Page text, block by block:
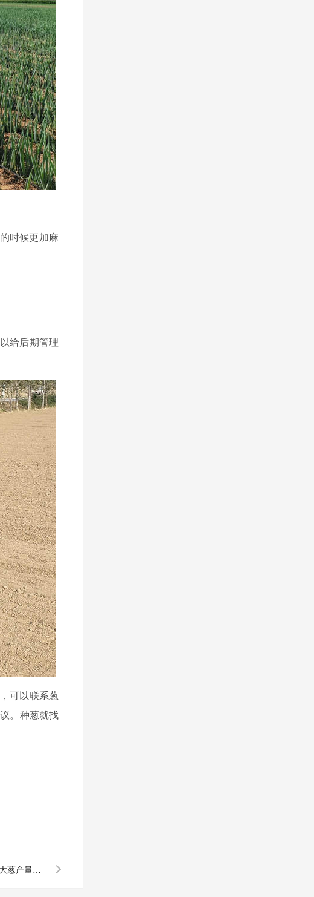
时候更加麻
给后期管理
可以联系葱
。种葱就找
大葱可以直接播不移栽吗?直播大葱产量怎么样?